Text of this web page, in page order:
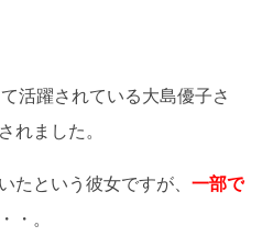
活躍されている大島優子さ
れました。
たという彼女ですが、 一部で
・。